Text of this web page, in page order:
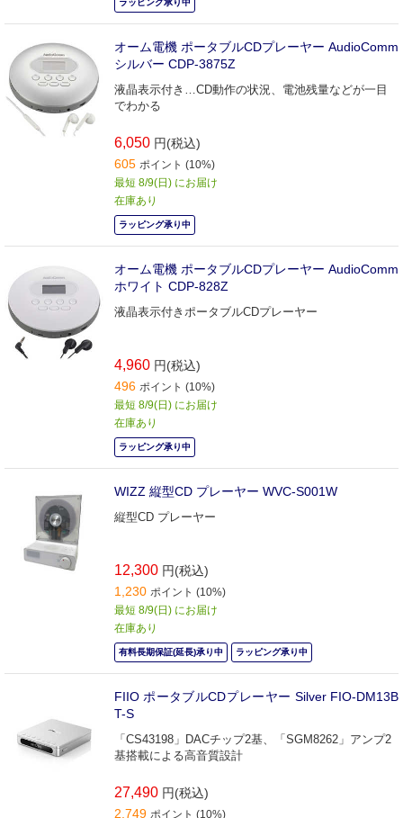
ラッピング承り中
オーム電機 ポータブルCDプレーヤー AudioComm
シルバー CDP-3875Z
液晶表示付き…CD動作の状況、電池残量などが一目
でわかる
6,050 円(税込)
605 ポイント (10%)
最短 8/9(日) にお届け
在庫あり
ラッピング承り中
オーム電機 ポータブルCDプレーヤー AudioComm
ホワイト CDP-828Z
液晶表示付きポータブルCDプレーヤー
4,960 円(税込)
496 ポイント (10%)
最短 8/9(日) にお届け
在庫あり
ラッピング承り中
WIZZ 縦型CD プレーヤー WVC-S001W
縦型CD プレーヤー
12,300 円(税込)
1,230 ポイント (10%)
最短 8/9(日) にお届け
在庫あり
有料長期保証(延長)承り中 ラッピング承り中
FIIO ポータブルCDプレーヤー Silver FIO-DM13B
T-S
「CS43198」DACチップ2基、「SGM8262」アンプ2
基搭載による高音質設計
27,490 円(税込)
2,749 ポイント (10%)